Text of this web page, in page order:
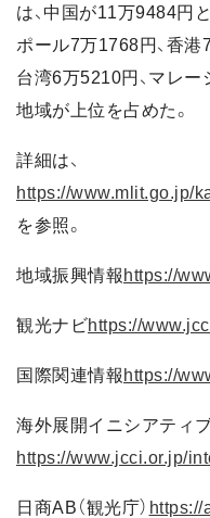
は、中国が11万9484円
ポール7万1768円、香港
台湾6万5210円、マレー
地域が上位を占めた。
詳細は、
https://www.mlit.go.jp/
を参照。
地域振興情報 https://
観光ナビhttps://
国際関連情報 https://
海外展開イニシアティ
https://www.jcci.or.jp/
日商AB（観光庁） https://